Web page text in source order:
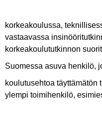
korkeakoulussa,
vastaavassa
korkeakoulututkinnon
Suomessa asuva henkilö,
koulutusehtoa täyttämätön
ylempi toimihenkilö,